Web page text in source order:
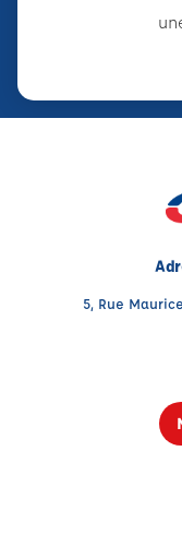
5, Rue